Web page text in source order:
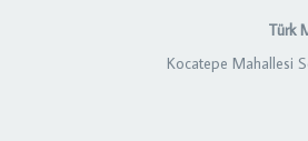
Türk
Kocatepe Mahallesi